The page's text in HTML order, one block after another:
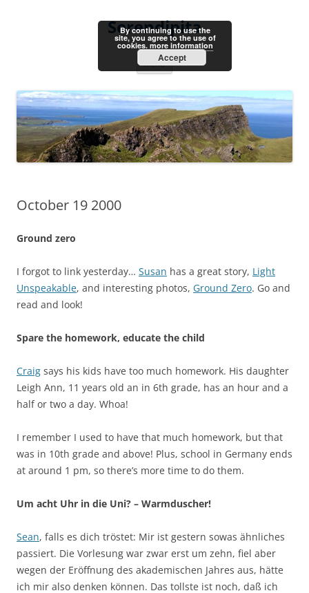
Serendipita
Menu
October 19 2000
Ground zero
I forgot to link yesterday… Susan has a great story, Light
Unspeakable, and interesting photos, Ground Zero. Go and
read and look!
Spare the homework, educate the child
Craig says his kids have too much homework. His daughter
Leigh Ann, 11 years old an in 6th grade, has an hour and a
half or two a day. Whoa!
I remember I used to have that much homework, but that
was in 10th grade and above! Plus, school in Germany ends
at around 1 pm, so there’s more time to do them.
Um acht Uhr in die Uni? – Warmduscher!
Sean, falls es dich tröstet: Mir ist gestern sowas ähnliches
passiert. Die Vorlesung war zwar erst um zehn, fiel aber
wegen der Eröffnung des akademischen Jahres aus, hätte
ich mir also denken können. Das tollste ist noch, daß ich
By continuing to use the
site, you agree to the use of
cookies. more information
Accept